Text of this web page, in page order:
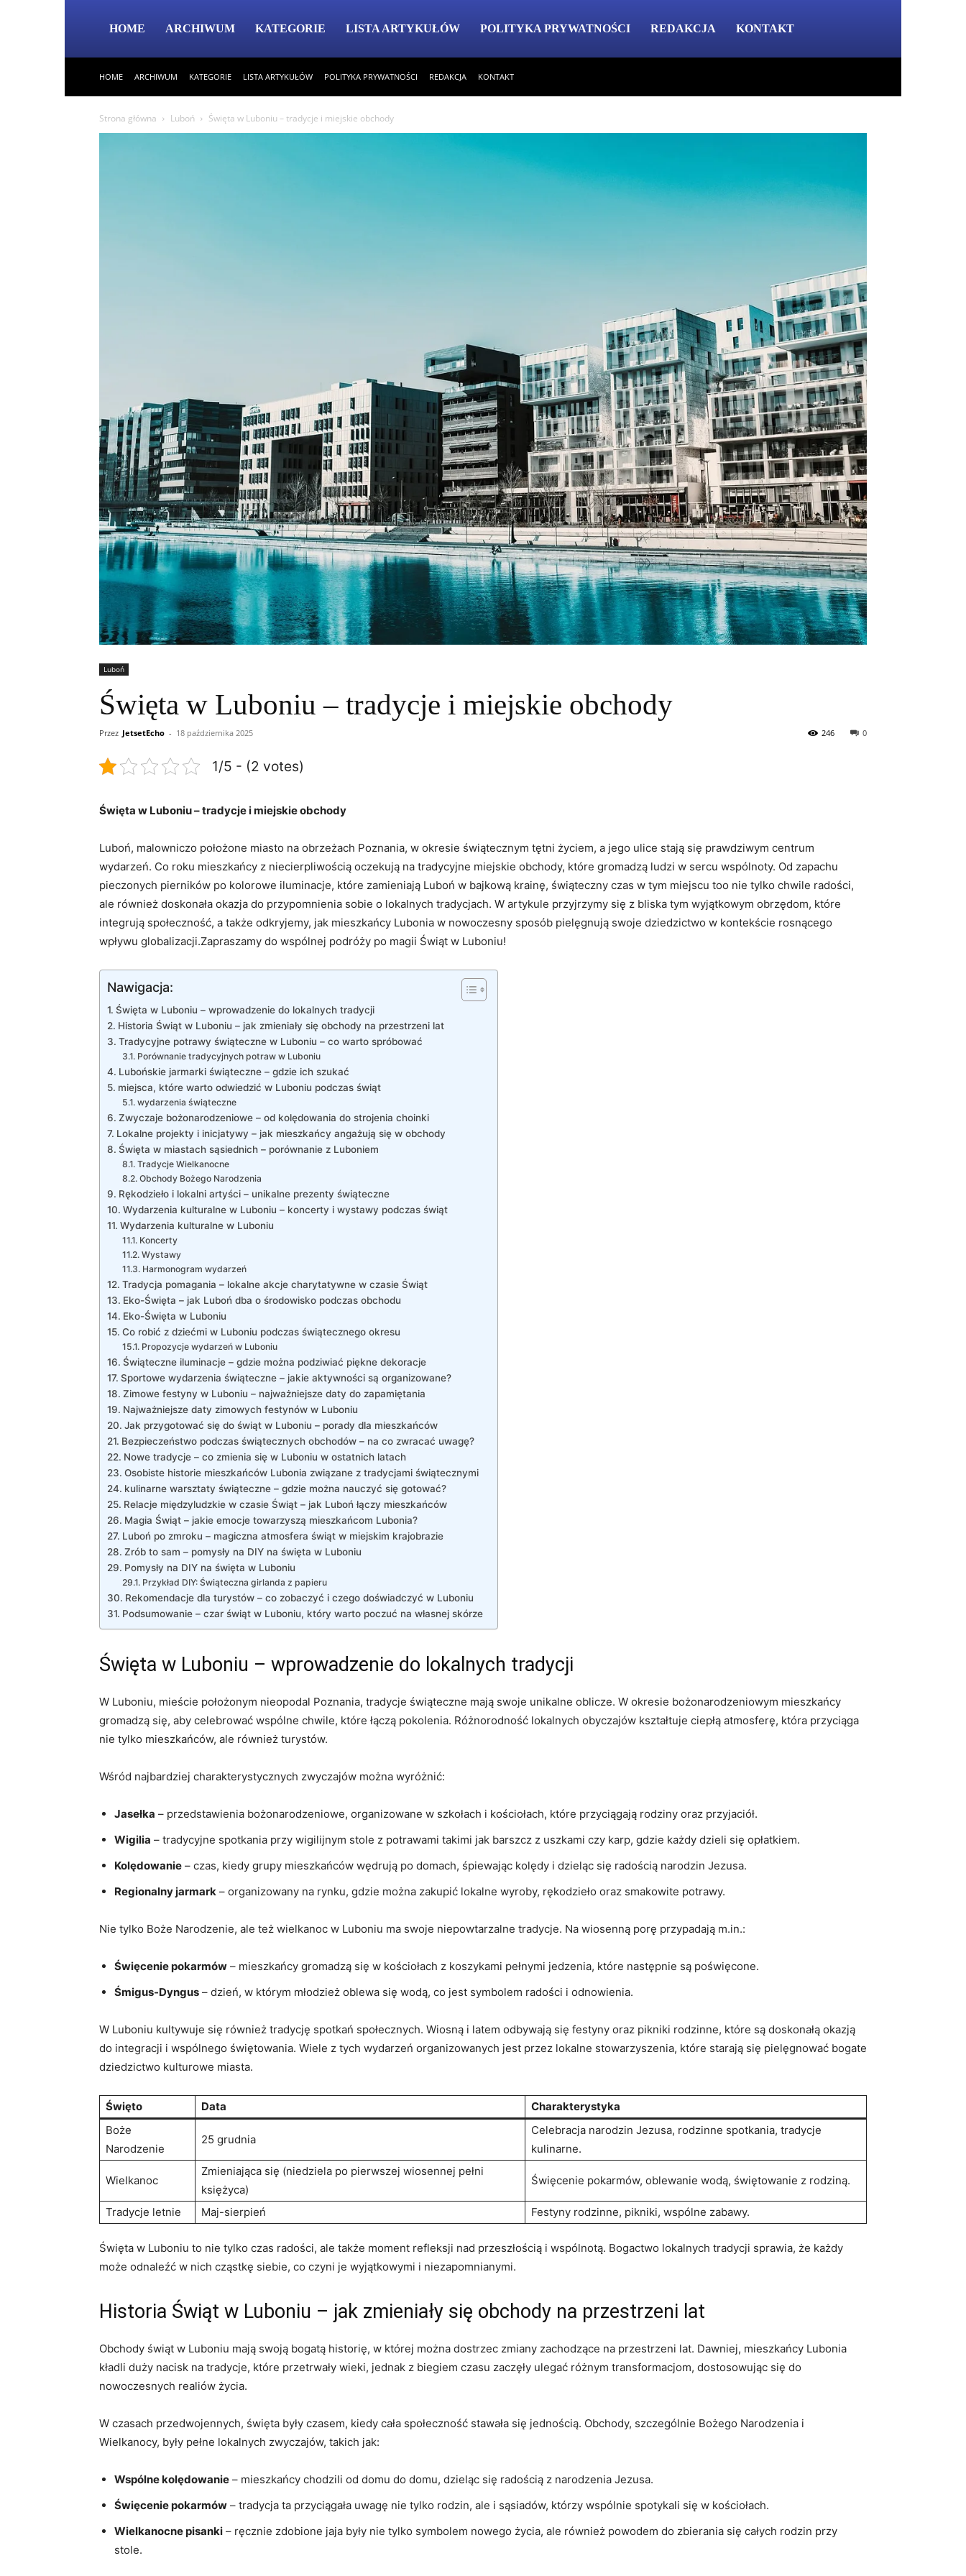
HOME ARCHIWUM KATEGORIE LISTA ARTYKUŁÓW POLITYKA PRYWATNOŚCI REDAKCJA KONTAKT
HOME ARCHIWUM KATEGORIE LISTA ARTYKUŁÓW POLITYKA PRYWATNOŚCI REDAKCJA KONTAKT
Strona główna Luboń Święta w Luboniu – tradycje i miejskie obchody
Luboń
Święta w Luboniu – tradycje i miejskie obchody
Przez JetsetEcho - 18 października 2025 0
246
1/5 - (2 votes)
Święta w Luboniu – tradycje i miejskie obchody
Luboń, malowniczo położone miasto na obrzeżach Poznania, w okresie świątecznym tętni życiem, a jego ulice stają się prawdziwym centrum
wydarzeń. Co roku mieszkańcy z niecierpliwością oczekują na tradycyjne miejskie obchody, które gromadzą ludzi w sercu wspólnoty. Od zapachu
pieczonych pierników po kolorowe iluminacje, które zamieniają Luboń w bajkową krainę, świąteczny czas w tym miejscu too nie tylko chwile radości,
ale również doskonała okazja do przypomnienia sobie o lokalnych tradycjach. W artykule przyjrzymy się z bliska tym wyjątkowym obrzędom, które
integrują społeczność, a także odkryjemy, jak mieszkańcy Lubonia w nowoczesny sposób pielęgnują swoje dziedzictwo w kontekście rosnącego
wpływu globalizacji.Zapraszamy do wspólnej podróży po magii Świąt w Luboniu!
Nawigacja:
Święta w Luboniu – wprowadzenie do lokalnych tradycji
Historia Świąt w Luboniu – jak zmieniały się obchody na przestrzeni lat
Tradycyjne potrawy świąteczne w Luboniu – co warto spróbować
Porównanie tradycyjnych potraw w Luboniu
Lubońskie jarmarki świąteczne – gdzie ich szukać
miejsca, które warto odwiedzić w Luboniu podczas świąt
wydarzenia świąteczne
Zwyczaje bożonarodzeniowe – od kolędowania do strojenia choinki
Lokalne projekty i inicjatywy – jak mieszkańcy angażują się w obchody
Święta w miastach sąsiednich – porównanie z Luboniem
Tradycje Wielkanocne
Obchody Bożego Narodzenia
Rękodzieło i lokalni artyści – unikalne prezenty świąteczne
Wydarzenia kulturalne w Luboniu – koncerty i wystawy podczas świąt
Wydarzenia kulturalne w Luboniu
Koncerty
Wystawy
Harmonogram wydarzeń
Tradycja pomagania – lokalne akcje charytatywne w czasie Świąt
Eko-Święta – jak Luboń dba o środowisko podczas obchodu
Eko-Święta w Luboniu
Co robić z dziećmi w Luboniu podczas świątecznego okresu
Propozycje wydarzeń w Luboniu
Świąteczne iluminacje – gdzie można podziwiać piękne dekoracje
Sportowe wydarzenia świąteczne – jakie aktywności są organizowane?
Zimowe festyny w Luboniu – najważniejsze daty do zapamiętania
Najważniejsze daty zimowych festynów w Luboniu
Jak przygotować się do świąt w Luboniu – porady dla mieszkańców
Bezpieczeństwo podczas świątecznych obchodów – na co zwracać uwagę?
Nowe tradycje – co zmienia się w Luboniu w ostatnich latach
Osobiste historie mieszkańców Lubonia związane z tradycjami świątecznymi
kulinarne warsztaty świąteczne – gdzie można nauczyć się gotować?
Relacje międzyludzkie w czasie Świąt – jak Luboń łączy mieszkańców
Magia Świąt – jakie emocje towarzyszą mieszkańcom Lubonia?
Luboń po zmroku – magiczna atmosfera świąt w miejskim krajobrazie
Zrób to sam – pomysły na DIY na święta w Luboniu
Pomysły na DIY na święta w Luboniu
Przykład DIY: Świąteczna girlanda z papieru
Rekomendacje dla turystów – co zobaczyć i czego doświadczyć w Luboniu
Podsumowanie – czar świąt w Luboniu, który warto poczuć na własnej skórze
Święta w Luboniu – wprowadzenie do lokalnych tradycji
W Luboniu, mieście położonym nieopodal Poznania, tradycje świąteczne mają swoje unikalne oblicze. W okresie bożonarodzeniowym mieszkańcy
gromadzą się, aby celebrować wspólne chwile, które łączą pokolenia. Różnorodność lokalnych obyczajów kształtuje ciepłą atmosferę, która przyciąga
nie tylko mieszkańców, ale również turystów.
Wśród najbardziej charakterystycznych zwyczajów można wyróżnić:
Jasełka – przedstawienia bożonarodzeniowe, organizowane w szkołach i kościołach, które przyciągają rodziny oraz przyjaciół.
Wigilia – tradycyjne spotkania przy wigilijnym stole z potrawami takimi jak barszcz z uszkami czy karp, gdzie każdy dzieli się opłatkiem.
Kolędowanie – czas, kiedy grupy mieszkańców wędrują po domach, śpiewając kolędy i dzieląc się radością narodzin Jezusa.
Regionalny jarmark – organizowany na rynku, gdzie można zakupić lokalne wyroby, rękodzieło oraz smakowite potrawy.
Nie tylko Boże Narodzenie, ale też wielkanoc w Luboniu ma swoje niepowtarzalne tradycje. Na wiosenną porę przypadają m.in.:
Święcenie pokarmów – mieszkańcy gromadzą się w kościołach z koszykami pełnymi jedzenia, które następnie są poświęcone.
Śmigus-Dyngus – dzień, w którym młodzież oblewa się wodą, co jest symbolem radości i odnowienia.
W Luboniu kultywuje się również tradycję spotkań społecznych. Wiosną i latem odbywają się festyny oraz pikniki rodzinne, które są doskonałą okazją
do integracji i wspólnego świętowania. Wiele z tych wydarzeń organizowanych jest przez lokalne stowarzyszenia, które starają się pielęgnować bogate
dziedzictwo kulturowe miasta.
Święto Data
Charakterystyka
Boże
Narodzenie
25 grudnia
Celebracja narodzin Jezusa, rodzinne spotkania, tradycje
kulinarne.
Wielkanoc
Zmieniająca się (niedziela po pierwszej wiosennej pełni
księżyca)
Święcenie pokarmów, oblewanie wodą, świętowanie z rodziną.
Tradycje letnie Maj-sierpień Festyny rodzinne, pikniki, wspólne zabawy.
Święta w Luboniu to nie tylko czas radości, ale także moment refleksji nad przeszłością i wspólnotą. Bogactwo lokalnych tradycji sprawia, że każdy
może odnaleźć w nich cząstkę siebie, co czyni je wyjątkowymi i niezapomnianymi.
Historia Świąt w Luboniu – jak zmieniały się obchody na przestrzeni lat
Obchody świąt w Luboniu mają swoją bogatą historię, w której można dostrzec zmiany zachodzące na przestrzeni lat. Dawniej, mieszkańcy Lubonia
kładli duży nacisk na tradycje, które przetrwały wieki, jednak z biegiem czasu zaczęły ulegać różnym transformacjom, dostosowując się do
nowoczesnych realiów życia.
W czasach przedwojennych, święta były czasem, kiedy cała społeczność stawała się jednością. Obchody, szczególnie Bożego Narodzenia i
Wielkanocy, były pełne lokalnych zwyczajów, takich jak:
Wspólne kolędowanie – mieszkańcy chodzili od domu do domu, dzieląc się radością z narodzenia Jezusa.
Święcenie pokarmów – tradycja ta przyciągała uwagę nie tylko rodzin, ale i sąsiadów, którzy wspólnie spotykali się w kościołach.
Wielkanocne pisanki – ręcznie zdobione jaja były nie tylko symbolem nowego życia, ale również powodem do zbierania się całych rodzin przy
stole.